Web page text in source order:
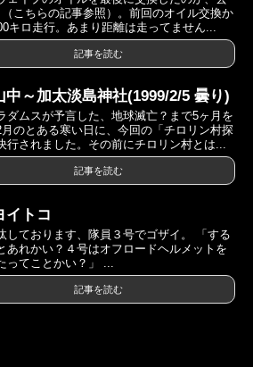
こちらの記事参照）。前回のオイル交換か
キロ走行。あまり距離は走ってません...
記事を読む
中～加太淡島神社(1999/2/5 曇り)
ダムスが予言した、地球滅亡？まで5ヶ月を
のとある寒い日に、今回の「チロリン村探
行されました。その前にチロリン村とは...
記事を読む
イトコ
しております、隊員３号でゴザイ。 「する
あれかい？４号はオフロードヘルメットを
ってことかい？」 ...
記事を読む